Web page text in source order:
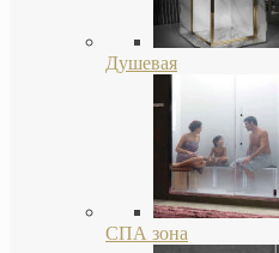
Душевая
СПА зона